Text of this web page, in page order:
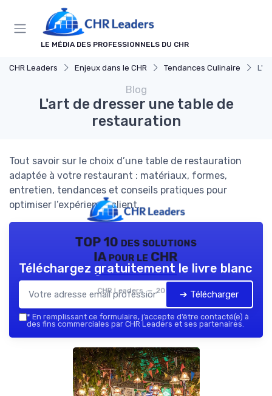
LE MÉDIA DES PROFESSIONNELS DU CHR
CHR Leaders Enjeux dans le CHR Tendances Culinaire
Blog
L'art de dresser une table de
restauration
Tout savoir sur le choix d’une table de restauration
adaptée à votre restaurant : matériaux, formes,
entretien, tendances et conseils pratiques pour
optimiser l’expérience client.
TOP 10 des solutions
IA pour le CHR
CHR Leaders — 2026
Téléchargez gratuitement le livre blanc
➔ Télécharger
* En remplissant ce formulaire, j’accepte d’être contacté(e) à
des fins commerciales par CHR Leaders et ses partenaires.
Panneau de gestion des cookies